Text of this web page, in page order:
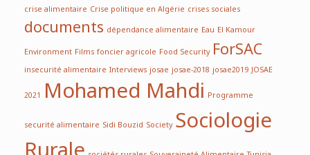
crise alimentaire Crise politique en Algérie crises sociales
documents dépendance alimentaire Eau El Kamour
Environment Filmsfoncier agricole Food Security ForSAC
insecurité alimentaire Interviewsjosae josae-2018 josae2019JOSAE
2021 Mohamed Mahdi Programme
securité alimentaire Sidi Bouzid Society Sociologie